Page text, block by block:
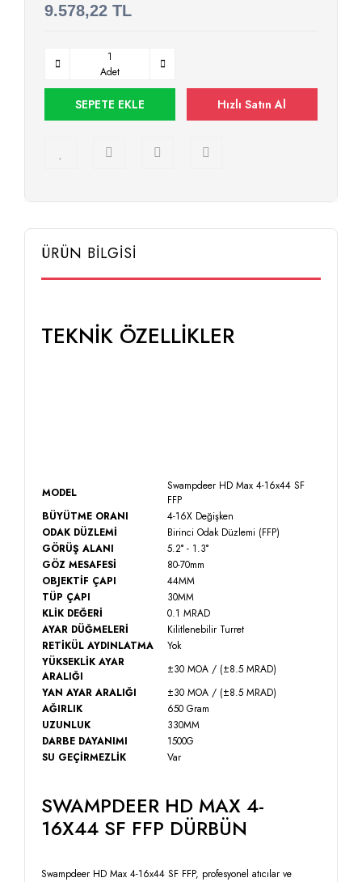
9.578,22 TL
Adet
SEPETE EKLE Hızlı Satın Al
ÜRÜN BİLGİSİ
TEKNİK ÖZELLİKLER
MODEL
Swampdeer HD Max 4-16x44 SF
FFP
BÜYÜTME ORANI
4-16X Değişken
ODAK DÜZLEMİ
Birinci Odak Düzlemi (FFP)
GÖRÜŞ ALANI
5.2° - 1.3°
GÖZ MESAFESİ
80-70mm
OBJEKTİF ÇAPI
44MM
TÜP ÇAPI
30MM
KLİK DEĞERİ
0.1 MRAD
AYAR DÜĞMELERİ
Kilitlenebilir Turret
RETİKÜL AYDINLATMA
Yok
YÜKSEKLİK AYAR
ARALIĞI
±30 MOA / (±8.5 MRAD)
YAN AYAR ARALIĞI
±30 MOA / (±8.5 MRAD)
AĞIRLIK
650 Gram
UZUNLUK
330MM
DARBE DAYANIMI
1500G
SU GEÇİRMEZLİK
Var
SWAMPDEER HD MAX 4-
16X44 SF FFP DÜRBÜN
Swampdeer HD Max 4-16x44 SF FFP, profesyonel atıcılar ve